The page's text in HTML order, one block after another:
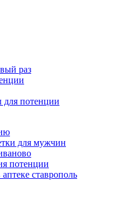
раз
для потенции
для мужчин
потенции
ставрополь